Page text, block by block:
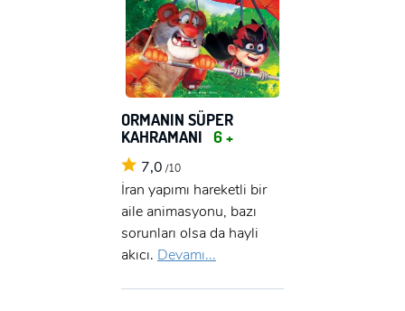
ORMANIN SÜPER
KAHRAMANI 6 +
7,0 /10
İran yapımı hareketli bir
aile animasyonu, bazı
sorunları olsa da hayli
akıcı. Devamı...